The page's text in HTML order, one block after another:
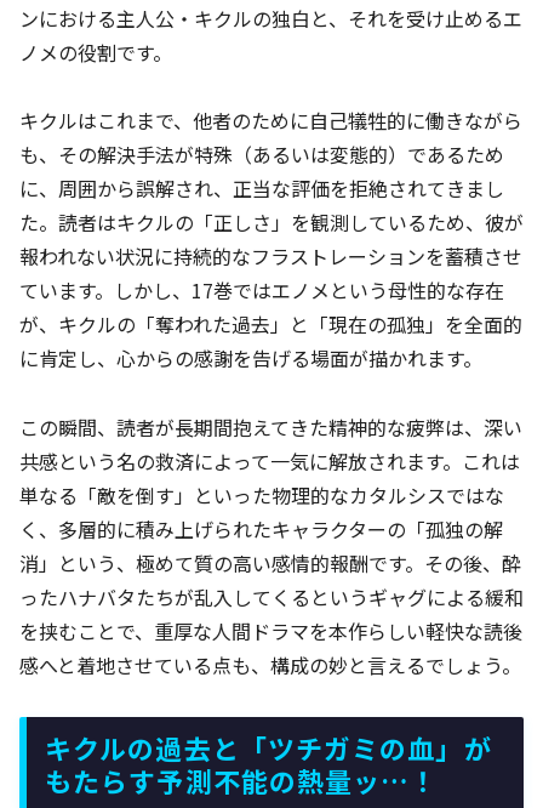
ンにおける主人公・キクルの独白と、それを受け止めるエ
ノメの役割です。
キクルはこれまで、他者のために自己犠牲的に働きながら
も、その解決手法が特殊（あるいは変態的）であるため
に、周囲から誤解され、正当な評価を拒絶されてきまし
た。読者はキクルの「正しさ」を観測しているため、彼が
報われない状況に持続的なフラストレーションを蓄積させ
ています。しかし、17巻ではエノメという母性的な存在
が、キクルの「奪われた過去」と「現在の孤独」を全面的
に肯定し、心からの感謝を告げる場面が描かれます。
この瞬間、読者が長期間抱えてきた精神的な疲弊は、深い
共感という名の救済によって一気に解放されます。これは
単なる「敵を倒す」といった物理的なカタルシスではな
く、多層的に積み上げられたキャラクターの「孤独の解
消」という、極めて質の高い感情的報酬です。その後、酔
ったハナバタたちが乱入してくるというギャグによる緩和
を挟むことで、重厚な人間ドラマを本作らしい軽快な読後
感へと着地させている点も、構成の妙と言えるでしょう。
キクルの過去と「ツチガミの血」が
もたらす予測不能の熱量ッ…！